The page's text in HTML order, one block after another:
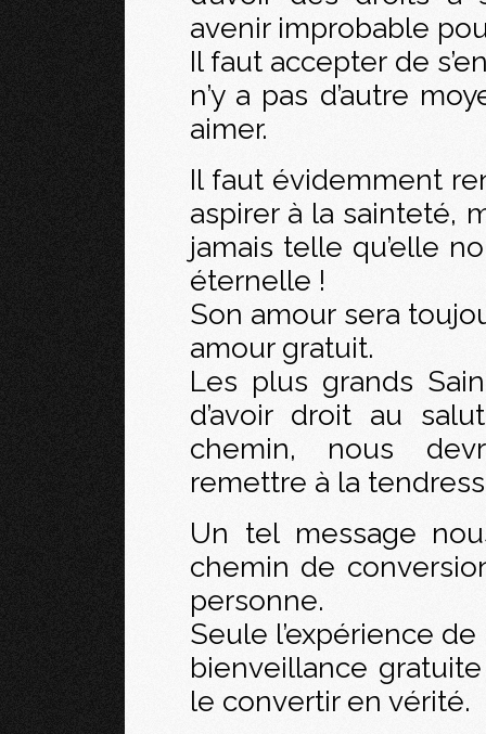
avenir improbable
Il faut accepter de
n’y a pas d’autre
aimer.
Il faut évidemment
aspirer à la sainteté,
jamais telle qu’elle
éternelle !
Son amour sera
amour gratuit.
Les plus grands
d’avoir droit au
chemin, nous
remettre à la
Un tel message
chemin de
personne.
Seule l’expérience
bienveillance
le convertir en vérité.